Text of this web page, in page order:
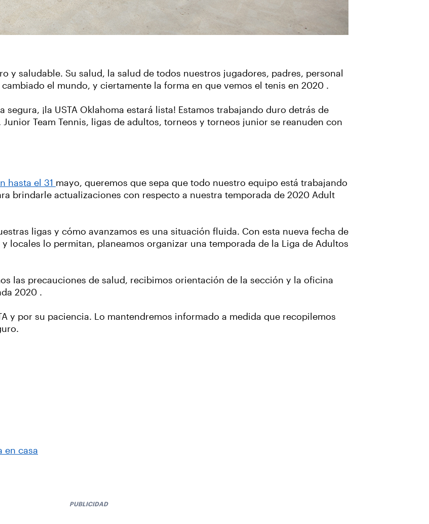
y saludable. Su salud, la salud de todos nuestros jugadores, padres, personal
el mundo, y ciertamente la forma en que vemos el tenis en 2020 .
¡la USTA Oklahoma estará lista! Estamos trabajando duro detrás de
Team Tennis, ligas de adultos, torneos y torneos junior se reanuden con
hasta el 31 mayo, queremos que sepa que todo nuestro equipo está trabajando
brindarle actualizaciones con respecto a nuestra temporada de 2020 Adult
ligas y cómo avanzamos es una situación fluida. Con esta nueva fecha de
locales lo permitan, planeamos organizar una temporada de la Liga de Adultos
las precauciones de salud, recibimos orientación de la sección y la oficina
2020 .
y por su paciencia. Lo mantendremos informado a medida que recopilemos
en casa
PUBLICIDAD